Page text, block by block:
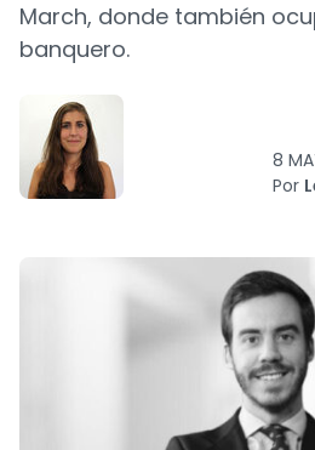
March, donde también
banquero.
8
Por